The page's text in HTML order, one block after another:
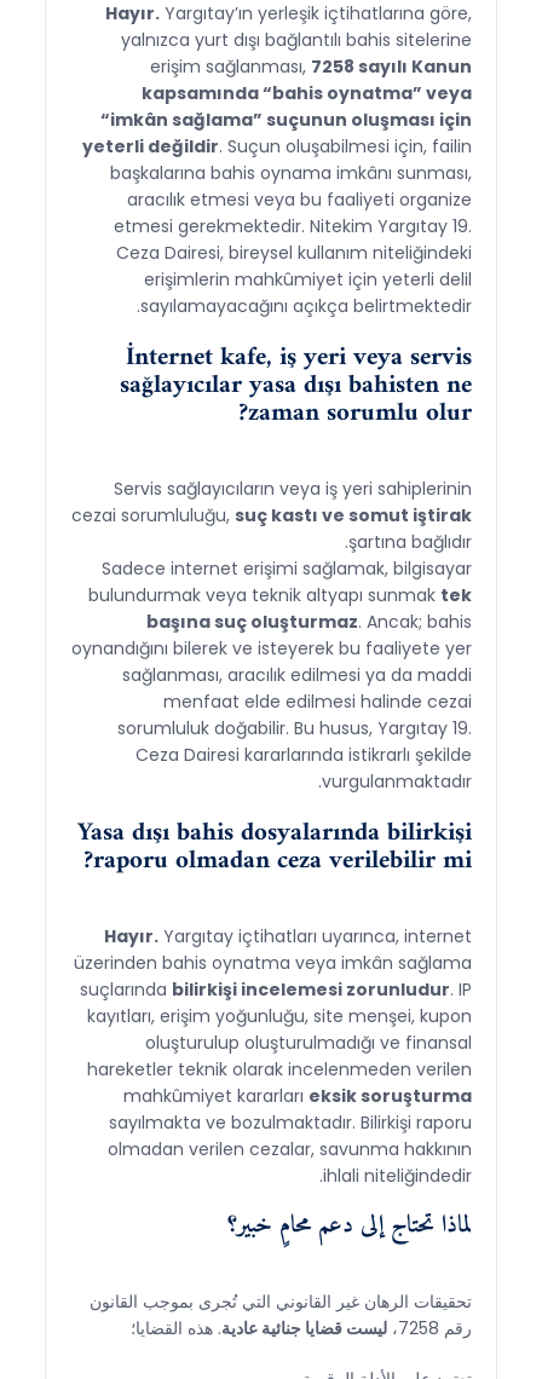
Hayır.Yargıtay’ın yerleşik içtihatlarına göre,
yalnızca yurt dışı bağlantılı bahis sitelerine
erişim sağlanması, 7258 sayılı Kanun
kapsamında “bahis oynatma” veya
“imkân sağlama” suçunun oluşması için
yeterli değildir. Suçun oluşabilmesi için, failin
başkalarına bahis oynama imkânı sunması,
aracılık etmesi veya bu faaliyeti organize
etmesi gerekmektedir. Nitekim Yargıtay 19.
Ceza Dairesi, bireysel kullanım niteliğindeki
erişimlerin mahkûmiyet için yeterli delil
sayılamayacağını açıkça belirtmektedir.
İnternet kafe, iş yeri veya servis
sağlayıcılar yasa dışı bahisten ne
zaman sorumlu olur?
Servis sağlayıcıların veya iş yeri sahiplerinin
cezai sorumluluğu, suç kastı ve somut iştirak
şartına bağlıdır.
Sadece internet erişimi sağlamak, bilgisayar
bulundurmak veya teknik altyapı sunmak tek
başına suç oluşturmaz. Ancak; bahis
oynandığını bilerek ve isteyerek bu faaliyete yer
sağlanması, aracılık edilmesi ya da maddi
menfaat elde edilmesi halinde cezai
sorumluluk doğabilir. Bu husus, Yargıtay 19.
Ceza Dairesi kararlarında istikrarlı şekilde
vurgulanmaktadır.
Yasa dışı bahis dosyalarında bilirkişi
raporu olmadan ceza verilebilir mi?
Hayır.Yargıtay içtihatları uyarınca, internet
üzerinden bahis oynatma veya imkân sağlama
suçlarında bilirkişi incelemesi zorunludur. IP
kayıtları, erişim yoğunluğu, site menşei, kupon
oluşturulup oluşturulmadığı ve finansal
hareketler teknik olarak incelenmeden verilen
mahkûmiyet kararları eksik soruşturma
sayılmakta ve bozulmaktadır. Bilirkişi raporu
olmadan verilen cezalar, savunma hakkının
ihlali niteliğindedir.
لماذا تحتاج إلى دعم محامٍ خبير؟
تحقيقات الرهان غير القانوني التي تُجرى بموجب القانون
رقم 7258،
ليست قضايا جنائية عادية. هذه القضايا؛